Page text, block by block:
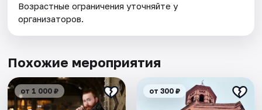
Возрастные ограничения уточняйте у
организаторов.
Похожие мероприятия
от 1 000 ₽ от 300 ₽